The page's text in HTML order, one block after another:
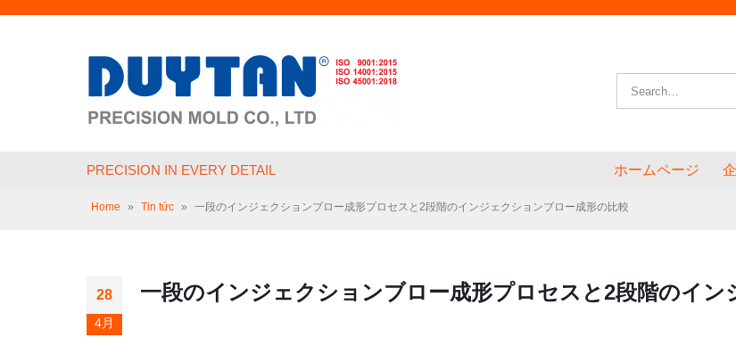
PRECISION IN EVERY DETAIL ホームページ
Home » Tin tức » 一段のインジェクションブロー成形プロセスと2段階のインジェクションブロー成形の比較
28
4月
一段のインジェクションブロー成形プロセスと2段階のイ